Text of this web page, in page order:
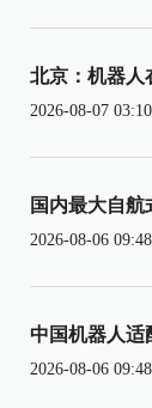
北京：机器人
2026-08-07 03:10
国内最大自
2026-08-06 09:48
中国机器人适
2026-08-06 09:48